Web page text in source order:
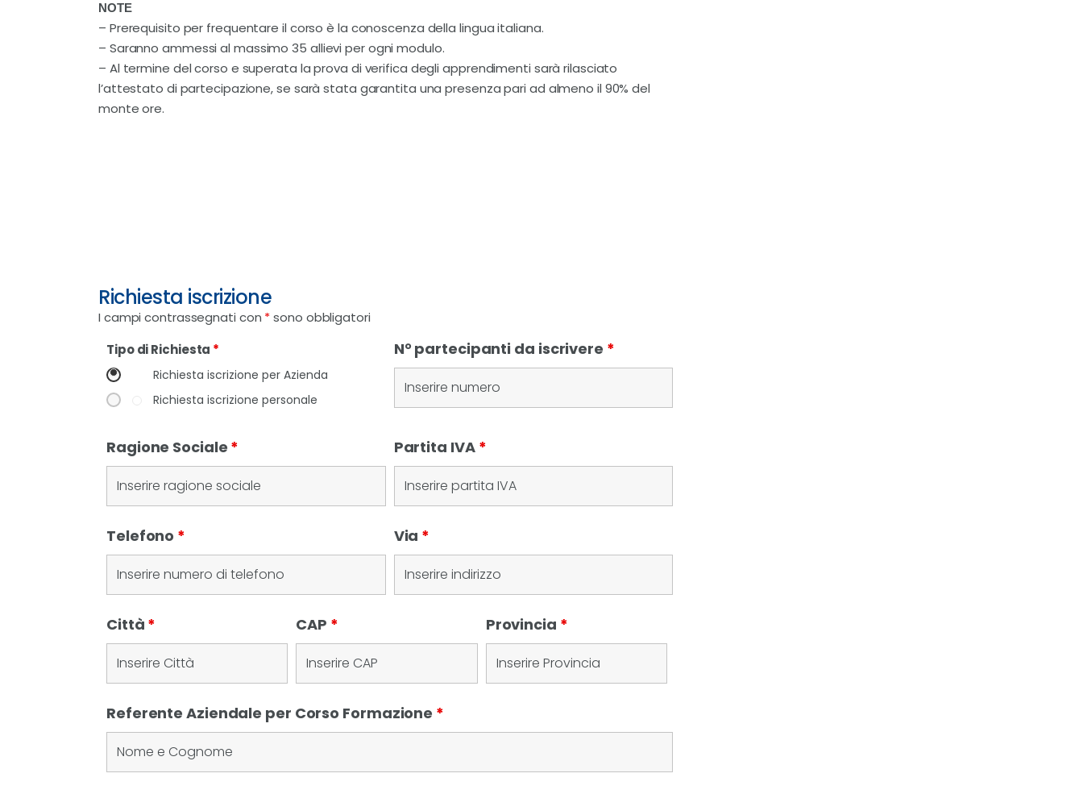
NOTE
– Prerequisito per frequentare il corso è la conoscenza della lingua italiana.
– Saranno ammessi al massimo 35 allievi per ogni modulo.
– Al termine del corso e superata la prova di verifica degli apprendimenti sarà rilasciato
l’attestato di partecipazione, se sarà stata garantita una presenza pari ad almeno il 90% del
monte ore.
Richiesta iscrizione
I campi contrassegnati con *sono obbligatori
Tipo di Richiesta *
Richiesta iscrizione per Azienda
Richiesta iscrizione personale
N° partecipanti da iscrivere *
Ragione Sociale * Partita IVA *
Telefono * Via *
Città * CAP * Provincia *
Referente Aziendale per Corso Formazione *